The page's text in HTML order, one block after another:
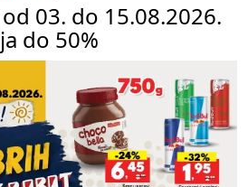
03. do 15.08.2026.
do 50%